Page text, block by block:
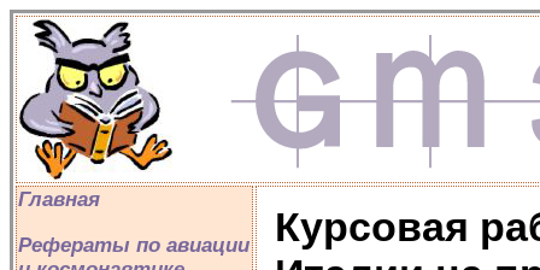
Главная
Рефераты по авиации
Курсовая